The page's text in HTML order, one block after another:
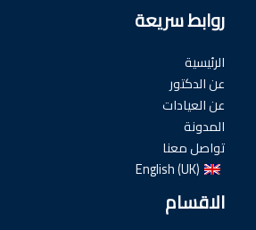
روابط سريعة
الرئيسية
عن الدكتور
عن العيادات
المدونة
تواصل معنا
English (UK)
الاقسام